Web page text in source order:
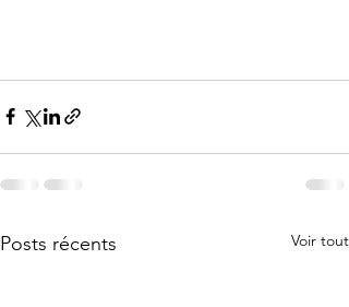
Posts récents Voir tout